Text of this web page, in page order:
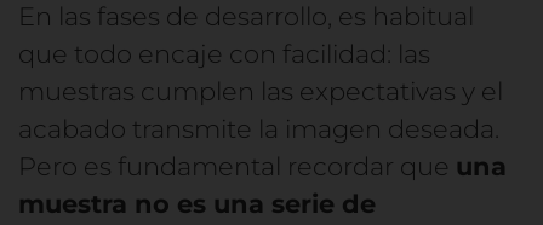
En las fases de desarrollo, es habitual
que todo encaje con facilidad: las
muestras cumplen las expectativas y el
acabado transmite la imagen deseada.
Pero es fundamental recordar que una
muestra no es una serie de